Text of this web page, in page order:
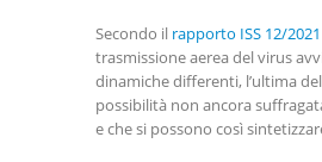
Secondo il rapporto ISS 12/
trasmissione aerea del virus
dinamiche differenti, l’ultima
possibilità non ancora
e che si possono così